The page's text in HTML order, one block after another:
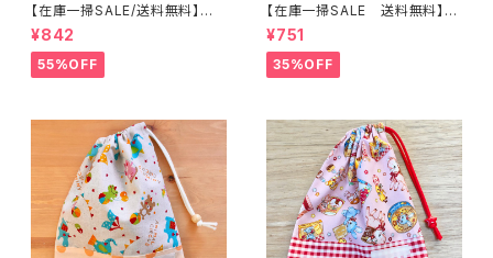
【在庫一掃SALE/送料無料】洗
える保温保冷ペットボトルカバー
＆水筒ホルダー【星柄】子供用★
PS.3637｜通園用のかわいい
トートバッグや子供スモックHos
¥842
55%OFF
【在庫一掃SALE 送料無料】巾
着袋(中)☆31×23cm クリーム
【うさぎ・バンビ・レトロアニマル
柄】 ★KC.6162 動物 裏地付
き｜通園通学用のかわいい巾着
¥751
35%OFF